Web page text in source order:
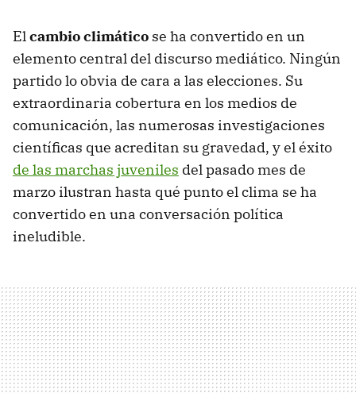
Elcambio climático se ha convertido en un
elemento central del discurso mediático. Ningún
partido lo obvia de cara a las elecciones. Su
extraordinaria cobertura en los medios de
comunicación, las numerosas investigaciones
científicas que acreditan su gravedad, y el éxito
de las marchas juveniles del pasado mes de
marzo ilustran hasta qué punto el clima se ha
convertido en una conversación política
ineludible.